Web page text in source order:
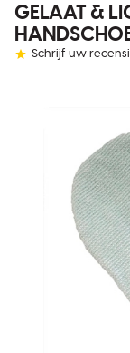
GELAAT &
Schrijf uw